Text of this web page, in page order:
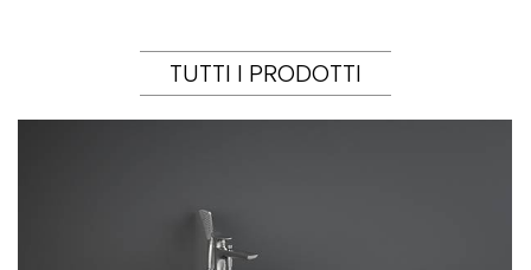
TUTTI I PRODOTTI